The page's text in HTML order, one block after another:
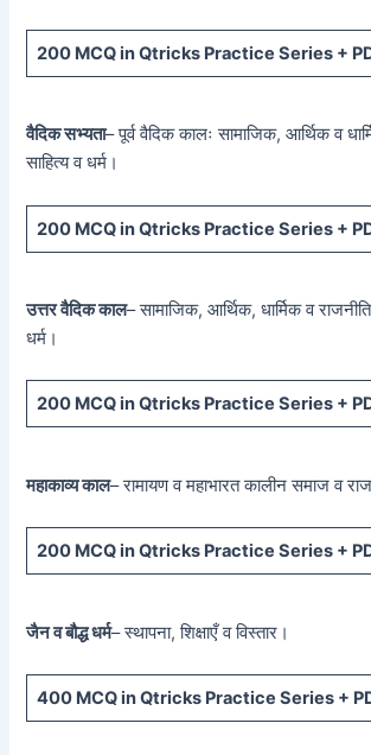
200 MCQin Qtricks Practice Series +
वैदिक सभ्यता– पूर्व वैदिक कालः सामाजिक, आर्थिक व
साहित्य व धर्म।
200 MCQin Qtricks Practice Series +
उत्तर वैदिक काल– सामाजिक, आर्थिक, धार्मिक व
धर्म।
200 MCQin Qtricks Practice Series +
महाकाव्य काल– रामायण व महाभारत कालीन समाज व
200 MCQin Qtricks Practice Series +
जैन व बौद्ध धर्म– स्थापना, शिक्षाएँ व विस्तार।
400 MCQin Qtricks Practice Series +